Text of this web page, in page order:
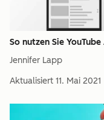
So nutzen Sie
Jennifer Lapp
Aktualisiert 11. Mai 2021